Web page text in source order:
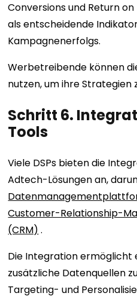
Conversions und Return
als entscheidende
Kampagnenerfolgs.
Werbetreibende können
nutzen, um ihre Strategien
Schritt 6.
Tools
Viele DSPs bieten die
Adtech-Lösungen an,
Customer-Relationship-
(CRM) .
Die Integration ermöglicht
zusätzliche Datenquellen
Targeting- und